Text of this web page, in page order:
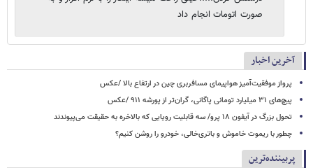
صورت اتومات انجام داد
آخرین اخبار
پرواز موفقیت‌آمیز هواپیمای مسافربری چین در ارتفاع بالا /عکس
پیچ‌های ۳۱ میلیارد تومانی پاگانی، گران‌تر از پورشه ۹۱۱ /عکس
تحول بزرگ در آیفون ۱۸ پرو/ سه قابلیت رویایی که بالاخره به حقیقت می‌پیوندند
چطور با ریموت خاموش و باتری‌خالی، خودرو را روشن کنیم؟
پربیننده‌ترین